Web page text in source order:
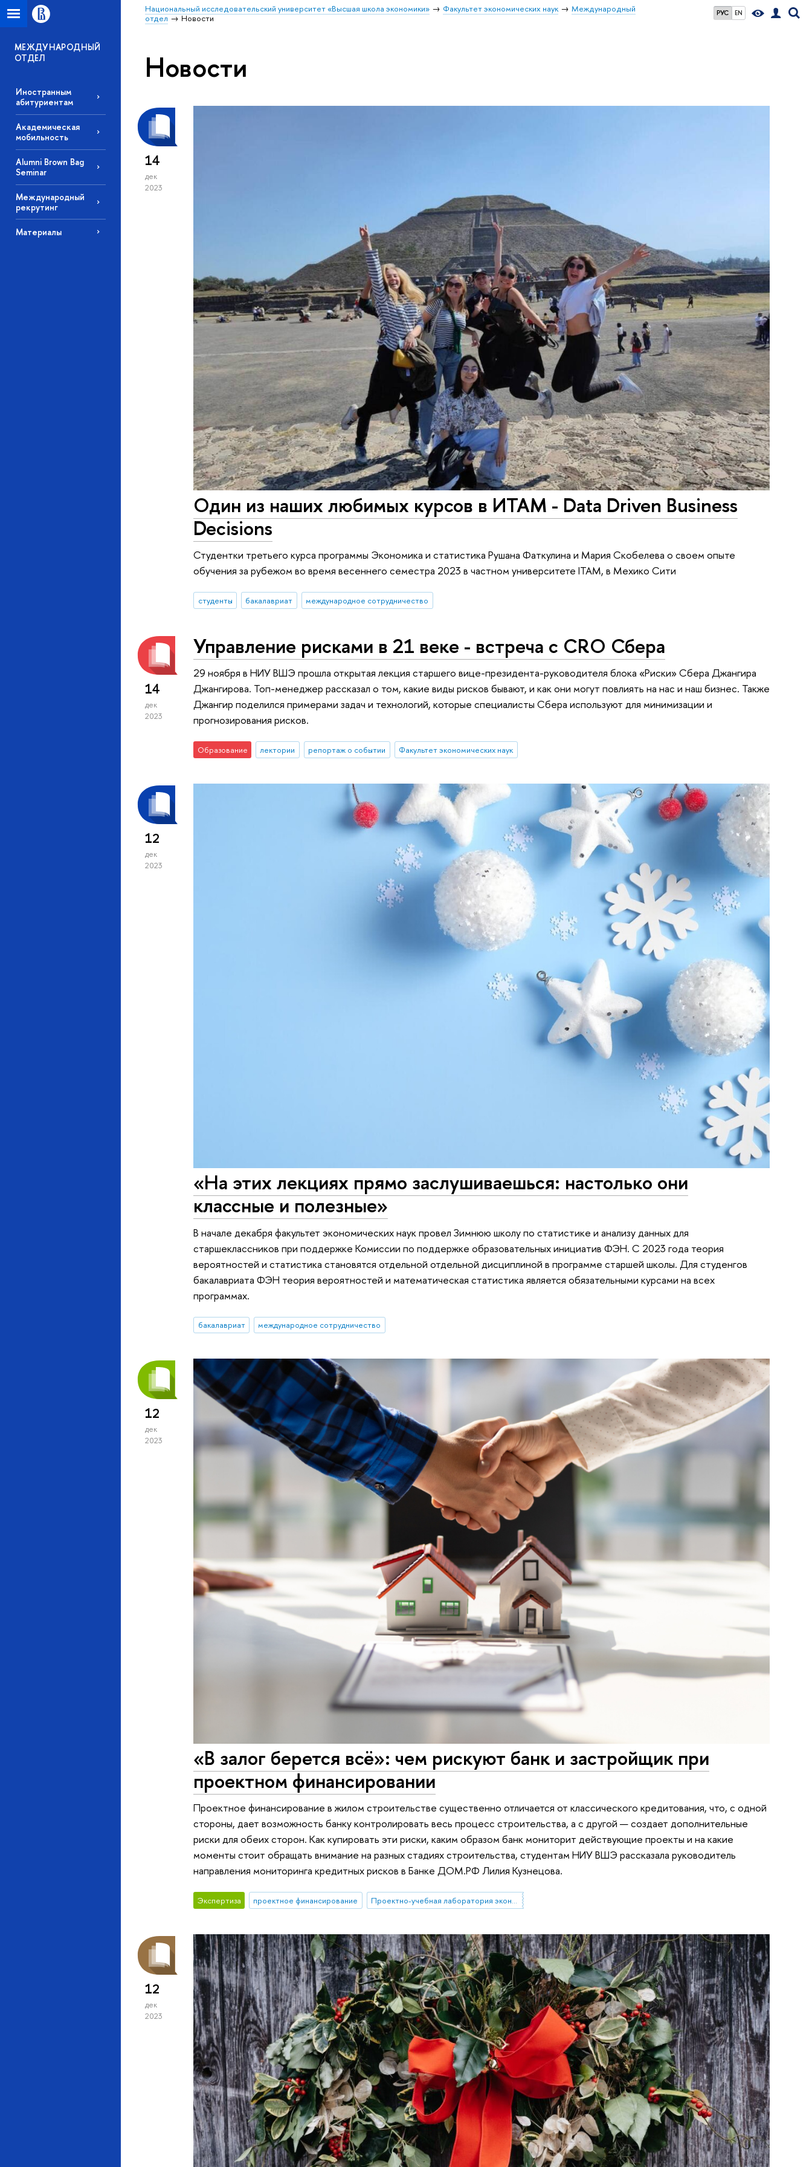
РУС EN
Национальный исследовательский университет «Высшая школа экономики» Факультет экономических наук
Международный
отдел
Новости
МЕЖДУНАРОДНЫЙ
ОТДЕЛ
Иностранным
абитуриентам
Академическая
мобильность
Alumni Brown Bag
Seminar
Международный
рекрутинг
Материалы
Новости
14
дек
2023
Один из наших любимых курсов в ИТАМ - Data Driven Business
Decisions
Студентки третьего курса программы Экономика и статистика Рушана Фаткулина и Мария Скобелева о своем опыте
обучения за рубежом во время весеннего семестра 2023 в частном университете ITAM, в Мехико Сити
студенты бакалавриат международное сотрудничество
14
дек
2023
Управление рисками в 21 веке - встреча с CRO Сбера
29 ноября в НИУ ВШЭ прошла открытая лекция старшего вице-президента-руководителя блока «Риски» Сбера Джангира
Джангирова. Топ-менеджер рассказал о том, какие виды рисков бывают, и как они могут повлиять на нас и наш бизнес. Также
Джангир поделился примерами задач и технологий, которые специалисты Сбера используют для минимизации и
прогнозирования рисков.
Образование лектории репортаж о событии Факультет экономических наук
12
дек
2023
«На этих лекциях прямо заслушиваешься: настолько они
классные и полезные»
В начале декабря факультет экономических наук провел Зимнюю школу по статистике и анализу данных для
старшеклассников при поддержке Комиссии по поддержке образовательных инициатив ФЭН. С 2023 года теория
вероятностей и статистика становятся отдельной отдельной дисциплиной в программе старшей школы. Для студенгов
бакалавриата ФЭН теория вероятностей и математическая статистика является обязательными курсами на всех
программах.
бакалавриат международное сотрудничество
12
дек
2023
«В залог берется всё»: чем рискуют банк и застройщик при
проектном финансировании
Проектное финансирование в жилом строительстве существенно отличается от классического кредитования, что, с одной
стороны, дает возможность банку контролировать весь процесс строительства, а с другой — создает дополнительные
риски для обеих сторон. Как купировать эти риски, каким образом банк мониторит действующие проекты и на какие
моменты стоит обращать внимание на разных стадиях строительства, студентам НИУ ВШЭ рассказала руководитель
направления мониторинга кредитных рисков в Банке ДОМ.РФ Лилия Кузнецова.
Экспертиза проектное финансирование Проектно-учебная лаборатория экономической журналистики
12
дек
2023